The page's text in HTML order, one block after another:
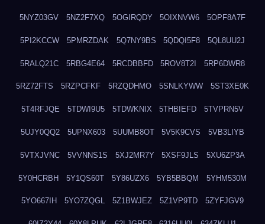
5NYZ03GV 5NZ2F7XQ 5OGIRQDY 5OIXNVW6 5OPF8A7F
5PI2KCCW 5PMRZDAK 5Q7NY9BS 5QDQI5F8 5QL8UU2J
5RALQ21C 5RBG4E64 5RCDBBFD 5ROV8T2I 5RP6DWR8
5RZ72FTS 5RZPCFKF 5RZQDHMO 5SNLKYWW 5ST3XE0K
5T4RFJQE 5TDWI9U5 5TDWKNIX 5THBIEFD 5TVPRN5V
5UJY0QQ2 5UPNX603 5UUMB8OT 5V5K9CVS 5VB3LIYB
5VTXJVNC 5VVNNS1S 5XJ2MR7Y 5XSF9JLS 5XU6ZP3A
5Y0HCRBH 5Y1QS60T 5Y86UZX6 5YB5BBQM 5YHM530M
5YO667IH 5YO7ZQGL 5Z1BWJEZ 5Z1VP9TD 5ZYFJGV9